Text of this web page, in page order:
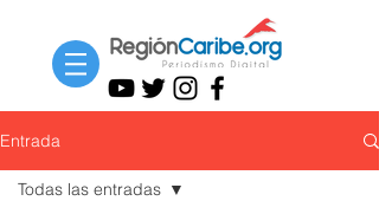
Entrada
Todas las entradas